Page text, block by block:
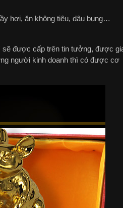
hơi, ăn không tiêu, dâu bụng…
sẽ được cấp trên tin tưởng, được
người kinh doanh thì có được cơ